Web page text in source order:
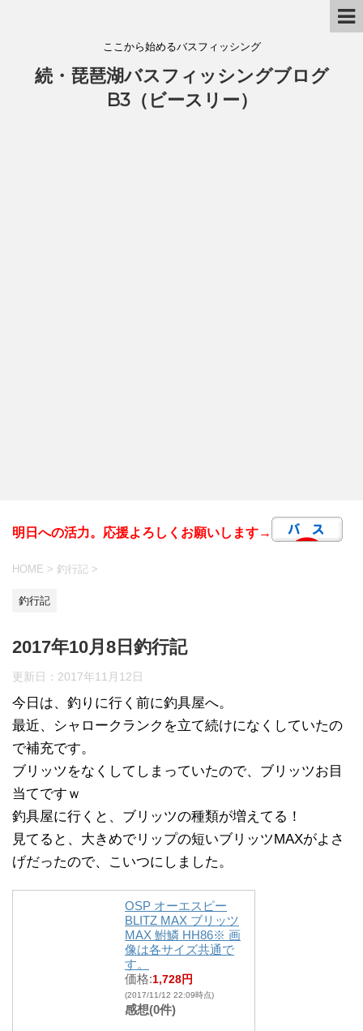
ここから始めるバスフィッシング
続・琵琶湖バスフィッシングブログ
B3（ビースリー）
明日への活力。応援よろしくお願いします→
HOME > 釣行記 >
釣行記
2017年10月8日釣行記
更新日： 2017年11月12日
今日は、釣りに行く前に釣具屋へ。
最近、シャロークランクを立て続けになくしていたの
で補充です。
ブリッツをなくしてしまっていたので、ブリッツお目
当てですｗ
釣具屋に行くと、ブリッツの種類が増えてる！
見てると、大きめでリップの短いブリッツMAXがよさ
げだったので、こいつにしました。
OSP オーエスピー
BLITZ MAX ブリッツ
MAX 鮒鱗 HH86※ 画
像は各サイズ共通で
す。
価格:1,728円
(2017/11/12 22:09時点)
感想(0件)